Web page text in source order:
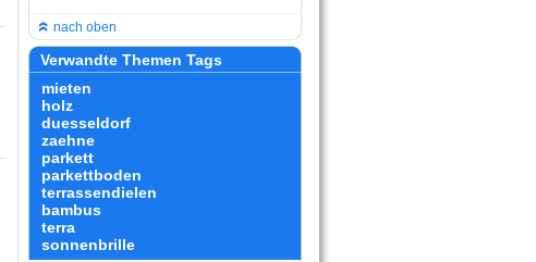
nach oben
Verwandte Themen Tags
mieten
holz
duesseldorf
zaehne
parkett
parkettboden
terrassendielen
bambus
terra
sonnenbrille